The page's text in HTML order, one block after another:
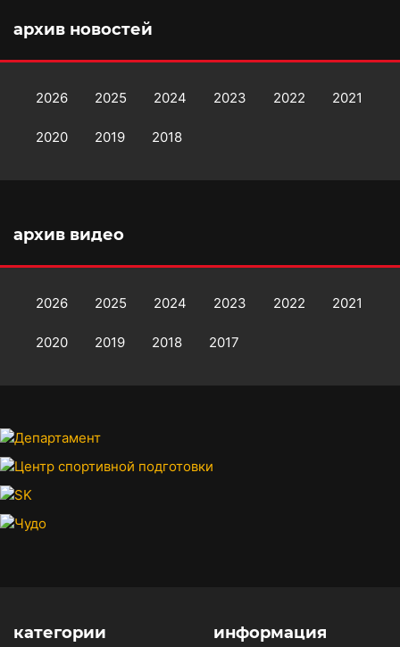
архив новостей
2026 2025 2024 2023 2022 2021
2020 2019 2018
архив видео
2026 2025 2024 2023 2022 2021
2020 2019 2018 2017
категории информация